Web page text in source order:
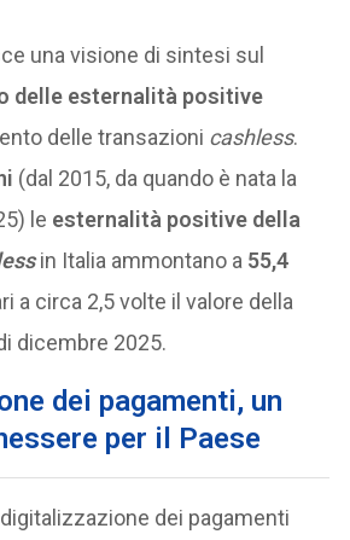
una visione di sintesi sul
delle esternalità positive
delle transazioni cashless.
(dal 2015, da quando è nata la
le esternalità positive della
in Italia ammontano a 55,4
a circa 2,5 volte il valore della
dicembre 2025.
dei pagamenti, un
per il Paese
dei pagamenti